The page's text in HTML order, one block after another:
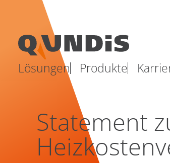
Lösungen Produkte
Statement